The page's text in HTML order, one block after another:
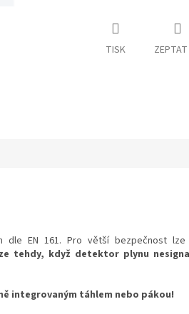
TISK
dle EN 161. Pro větší bezpečnost
tehdy, když detektor plynu
integrovaným táhlem nebo pákou!